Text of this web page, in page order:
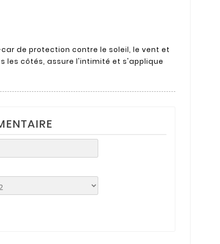
de protection contre le soleil, le vent et
les côtés, assure l'intimité et s'applique